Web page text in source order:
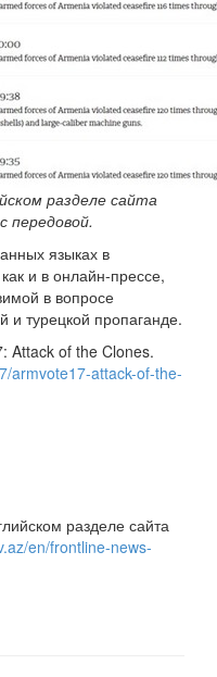
разделе сайта
передовой.
языках в
и в онлайн-прессе,
в вопросе
и турецкой пропаганде.
Attack of the Clones.
armvote17-attack-of-the-
разделе сайта
en/frontline-news-